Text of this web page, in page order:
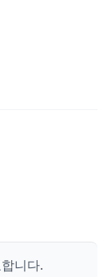
니다.